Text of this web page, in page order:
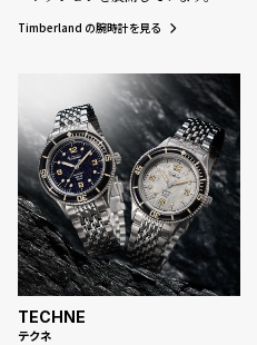
Timberland の腕時計を見る
TECHNE
テクネ